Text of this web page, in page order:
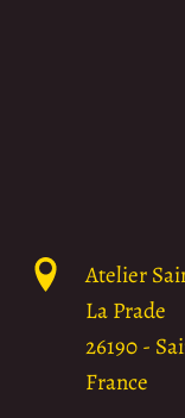
Atelier
La Prade
26190-
France